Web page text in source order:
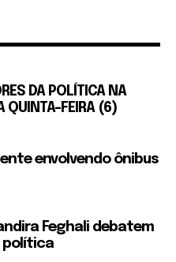
DA POLÍTICA NA
QUINTA-FEIRA (6)
envolvendo ônibus
Feghali debatem
política